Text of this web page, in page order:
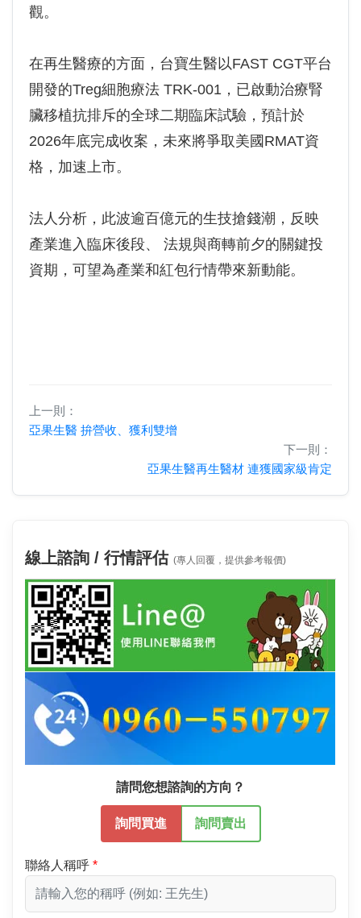
觀。
在再生醫療的方面，台寶生醫以FAST CGT平台
開發的Treg細胞療法 TRK-001，已啟動治療腎
臟移植抗排斥的全球二期臨床試驗，預計於
2026年底完成收案，未來將爭取美國RMAT資
格，加速上市。
法人分析，此波逾百億元的生技搶錢潮，反映
產業進入臨床後段、 法規與商轉前夕的關鍵投
資期，可望為產業和紅包行情帶來新動能。
上一則：
亞果生醫 拚營收、獲利雙增
下一則：
亞果生醫再生醫材 連獲國家級肯定
線上諮詢 / 行情評估 (專人回覆，提供參考報價)
請問您想諮詢的方向？
詢問買進 詢問賣出
聯絡人稱呼